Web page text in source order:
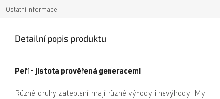
Ostatní informace
Detailní popis produktu
Peří - jistota prověřená generacemi
Různé druhy zateplení mají různé výhody i nevýhody. My